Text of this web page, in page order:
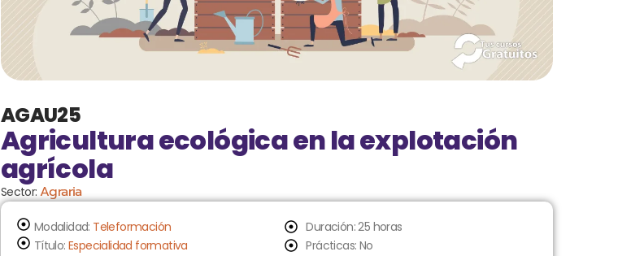
AGAU25
Agricultura ecológica en la explotación
agrícola
Sector:Agraria
Modalidad: Teleformación
Título:Especialidad formativa
Duración: 25 horas
Prácticas: No